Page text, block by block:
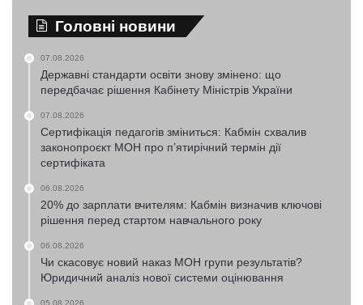
Головні новини
07.08.2026
Державні стандарти освіти знову змінено: що
передбачає рішення Кабінету Міністрів України
07.08.2026
Сертифікація педагогів зміниться: Кабмін схвалив
законопроєкт МОН про п’ятирічний термін дії
сертифіката
06.08.2026
20% до зарплати вчителям: Кабмін визначив ключові
рішення перед стартом навчального року
06.08.2026
Чи скасовує новий наказ МОН групи результатів?
Юридичний аналіз нової системи оцінювання
05.08.2026